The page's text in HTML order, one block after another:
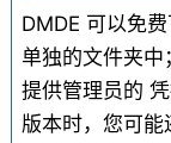
DMDE 可以免
单独的文件夹
提供管理员的
版本时，您可